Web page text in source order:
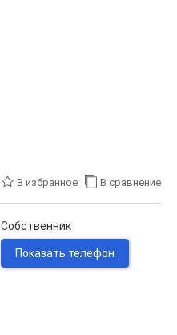
В избранное В сравнение
Собственник
Показать телефон